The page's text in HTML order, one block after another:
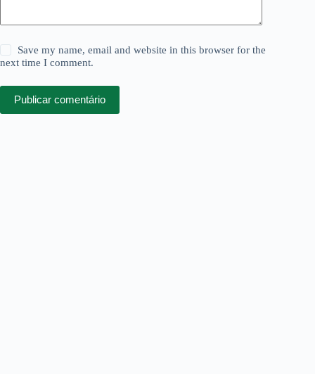
Save my name, email and website in this browser for the
next time I comment.
Publicar comentário